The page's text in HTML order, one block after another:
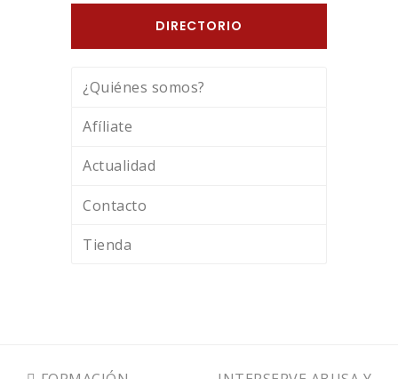
DIRECTORIO
¿Quiénes somos?
Afíliate
Actualidad
Contacto
Tienda